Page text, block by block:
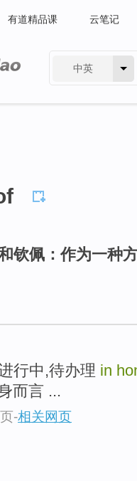
有道精品课 云笔记
中英
钦佩：作为一种
行中,待办理 in
而言 ...
-相关网页